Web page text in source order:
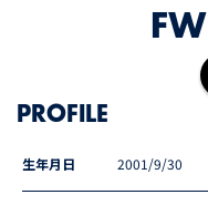
FW
PROFILE
生年月日 2001/9/30